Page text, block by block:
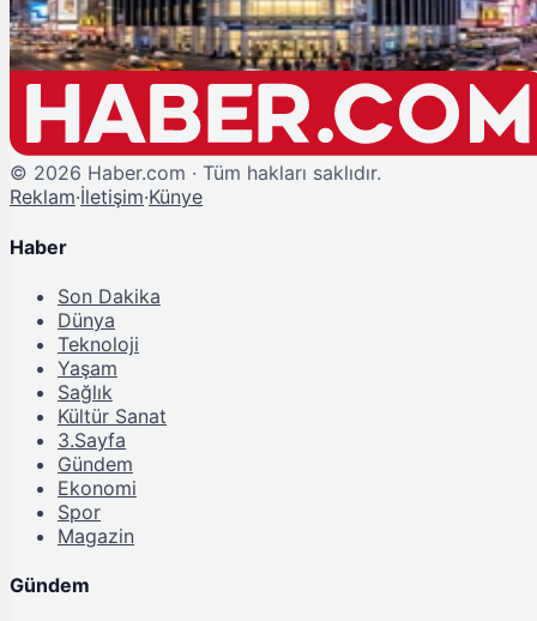
© 2026 Haber.com · Tüm hakları saklıdır.
Reklam·İletişim·Künye
Haber
Son Dakika
Dünya
Teknoloji
Yaşam
Sağlık
Kültür Sanat
3.Sayfa
Gündem
Ekonomi
Spor
Magazin
Gündem